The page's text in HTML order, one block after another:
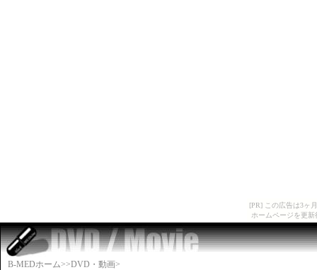
[PR] この広告は3ヶ
ホームページを更
B-MEDホーム>>DVD・動画>